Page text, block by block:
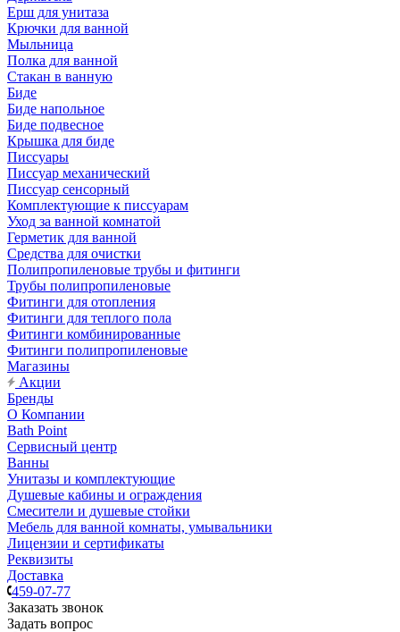
Ерш для унитаза
Крючки для ванной
Мыльница
Полка для ванной
Стакан в ванную
Биде
Биде напольное
Биде подвесное
Крышка для биде
Писсуары
Писсуар механический
Писсуар сенсорный
Комплектующие к писсуарам
Уход за ванной комнатой
Герметик для ванной
Средства для очистки
Полипропиленовые трубы и фитинги
Трубы полипропиленовые
Фитинги для отопления
Фитинги для теплого пола
Фитинги комбинированные
Фитинги полипропиленовые
Магазины
Акции
Бренды
О Компании
Bath Point
Сервисный центр
Ванны
Унитазы и комплектующие
Душевые кабины и ограждения
Смесители и душевые стойки
Мебель для ванной комнаты, умывальники
Лицензии и сертификаты
Реквизиты
Доставка
459-07-77
Заказать звонок
Задать вопрос